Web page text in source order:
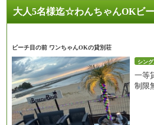
大人5名様迄☆わんちゃんOKビ
ビーチ目の前 ワンちゃんOKの貸別荘
シン
一等
制限